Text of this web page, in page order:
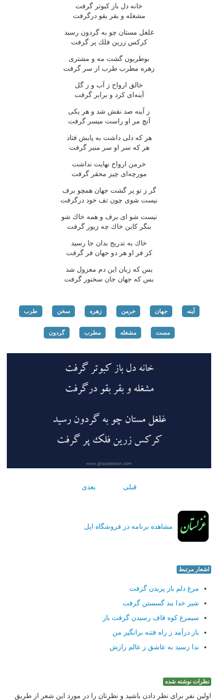
خانه دل باز كبوتر گرفت
مشغله و بقر بقو درگرفت
غلغل مستان چو به گردون رسید
كركس زرین فلك پر گرفت
بوطربون گشت مه و مشتری
زهره مطرب طرب از سر گرفت
خالق ارواح ز آب و ز گل
آینه‌ای كرد و برابر گرفت
ز آینه صد نقش شد و هر یكی
آنچ مر او راست میسر گرفت
هر كه دلی داشت به پایش فتاد
هر كه سر او سر منبر گرفت
خرمن ارواح نهایت نداشت
مورچه‌ای چیز محقر گرفت
گر ز تو پر گشت جهان همچو برف
نیست شوی چون تف خود درگرفت
نیست شو ای برف و همه خاك شو
بنگر كاین خاك چه زیور گرفت
خاك به تدریج بدان جا رسید
كز فر او هر دو جهان فر گرفت
بس كه زبان این دم معزول شد
بس كه جهان جان سخنور گرفت
آینه جهان خرمن زهره سخن طرب
مست مشغله مطرب گردون
قبلی بعدی
مشاهده برنامه در فروشگاه اپل
اشعار مرتبط
مرغ دلم باز پریدن گرفت
شیر خدا بند گسستن گرفت
سیمرغ كوه قاف رسیدن گرفت باز
باز درآمد ز راه فتنه برانگیز من
ندا رسید به عاشق ز عالم رازش
نظرات نوشته شده
اولین نفر برای نظر دادن باشید و نظرتان را در مورد این شعر از طریق